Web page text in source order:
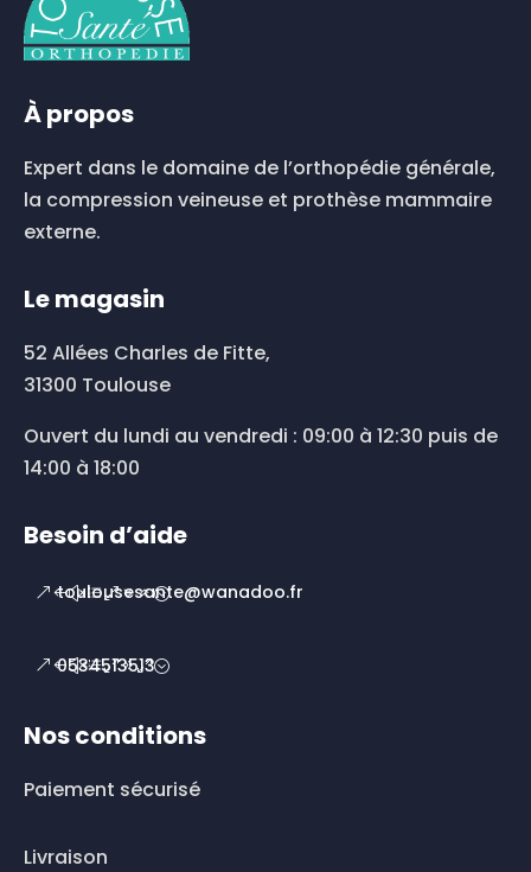
options
peuvent
être
sur
page
du
page
du
À propos
Expert dans le domaine de l’orthopédie générale,
la compression veineuse et prothèse mammaire
externe.
Le magasin
52 Allées Charles de Fitte,
31300 Toulouse
Ouvert du lundi au vendredi : 09:00 à 12:30 puis de
14:00 à 18:00
Besoin d’aide
toulousesante@wanadoo.fr
0534513513
Nos conditions
Paiement sécurisé
Livraison